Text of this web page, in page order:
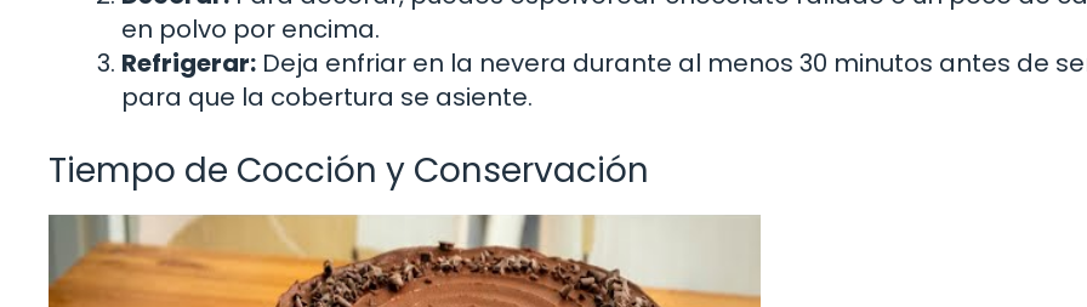
en polvo por encima.
Refrigerar: Deja enfriar en la nevera durante al menos 30 minutos antes de
para que la cobertura se asiente.
Tiempo de Cocción y Conservación